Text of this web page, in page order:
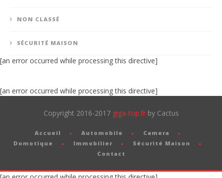
NON CLASSÉ
SÉCURITÉ MAISON
[an error occurred while processing this directive]
[an error occurred while processing this directive]
Copyright 2016-2017 giga-top.frby Cactus
Accueil Automobile
Camera
Domotique
Immobilier
Sécurité Maison
Contact